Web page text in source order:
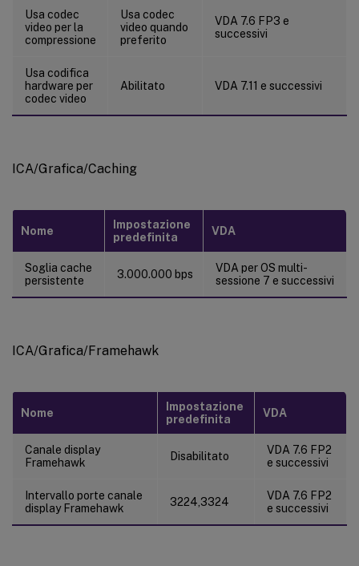
Usa codec
video per la
compressione
Usa codec
video quando
preferito
VDA 7.6 FP3 e
successivi
Usa codifica
hardware per
codec video
Abilitato VDA 7.11 e successivi
ICA/Grafica/Caching
Nome
Impostazione
predefinita
VDA
Soglia cache
persistente
3.000.000 bps
VDA per OS multi-
sessione 7 e successivi
ICA/Grafica/Framehawk
Nome
Impostazione
predefinita
VDA
Canale display
Framehawk
Disabilitato
VDA 7.6 FP2
e successivi
Intervallo porte canale
display Framehawk
3224,3324
VDA 7.6 FP2
e successivi